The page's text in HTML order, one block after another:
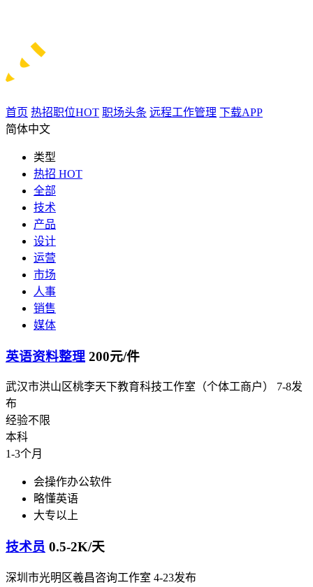
首页 热招职位HOT 职场头条 远程工作管理 下载APP
简体中文
类型
热招 HOT
全部
技术
产品
设计
运营
市场
人事
销售
媒体
英语资料整理 200元/件
武汉市洪山区桃李天下教育科技工作室（个体工商户）
7-8发
布
经验不限
本科
1-3个月
会操作办公软件
略懂英语
大专以上
技术员 0.5-2K/天
深圳市光明区羲昌咨询工作室 4-23发布